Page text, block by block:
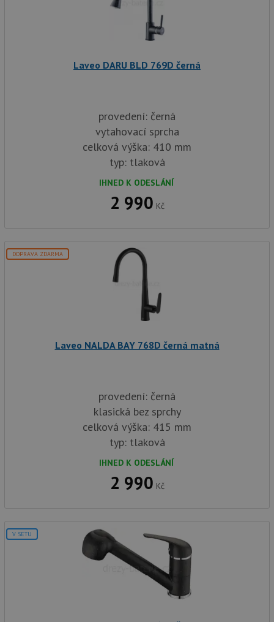
Laveo DARU BLD 769D černá
provedení: černá
vytahovací sprcha
celková výška: 410 mm
typ: tlaková
IHNED K ODESLÁNÍ
2 990 Kč
DOPRAVA ZDARMA
Laveo NALDA BAY 768D černá matná
provedení: černá
klasická bez sprchy
celková výška: 415 mm
typ: tlaková
IHNED K ODESLÁNÍ
2 990 Kč
V SETU